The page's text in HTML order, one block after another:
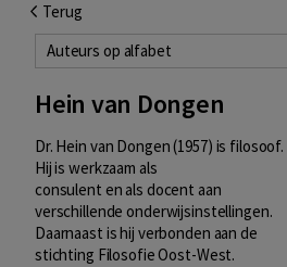
Terug
Auteurs op alfabet
Hein van Dongen
Dr. Hein van Dongen (1957) is filosoof.
Hij is werkzaam als
consulent en als docent aan
verschillende onderwijsinstellingen.
Daarnaast is hij verbonden aan de
stichting Filosofie Oost-West.